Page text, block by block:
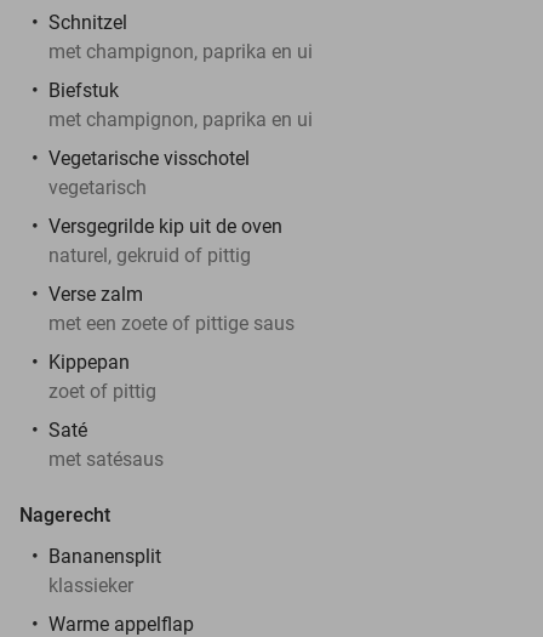
Schnitzel
met champignon, paprika en ui
Biefstuk
met champignon, paprika en ui
Vegetarische visschotel
vegetarisch
Versgegrilde kip uit de oven
naturel, gekruid of pittig
Verse zalm
met een zoete of pittige saus
Kippepan
zoet of pittig
Saté
met satésaus
Nagerecht
Bananensplit
klassieker
Warme appelflap